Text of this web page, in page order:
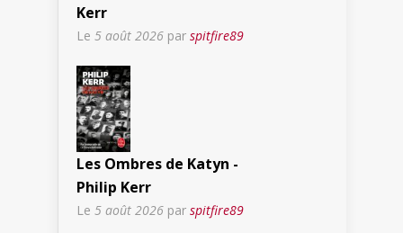
Kerr
Le 5 août 2026 par spitfire89
Les Ombres de Katyn -
Philip Kerr
Le 5 août 2026 par spitfire89